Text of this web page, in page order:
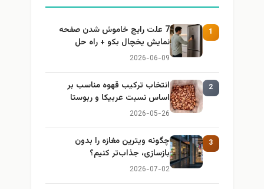
1
7 علت رایج خاموش شدن صفحه
نمایش یخچال بکو + راه حل
2026-06-09
2
انتخاب ترکیب قهوه مناسب بر
اساس نسبت عربیکا و ربوستا
2026-05-26
3
چگونه ویترین مغازه را بدون
بازسازی، جذاب‌تر کنیم؟
2026-07-02